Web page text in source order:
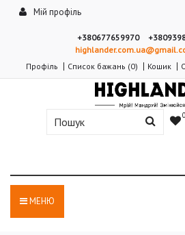
Мій профіль
+380677659970
Профіль
Список бажань (0) Кошик
0
МЕНЮ